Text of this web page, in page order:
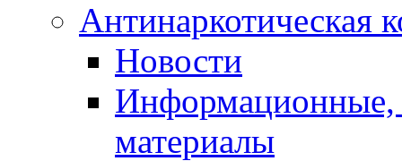
Антинаркотическая
Новости
Информационные,
материалы